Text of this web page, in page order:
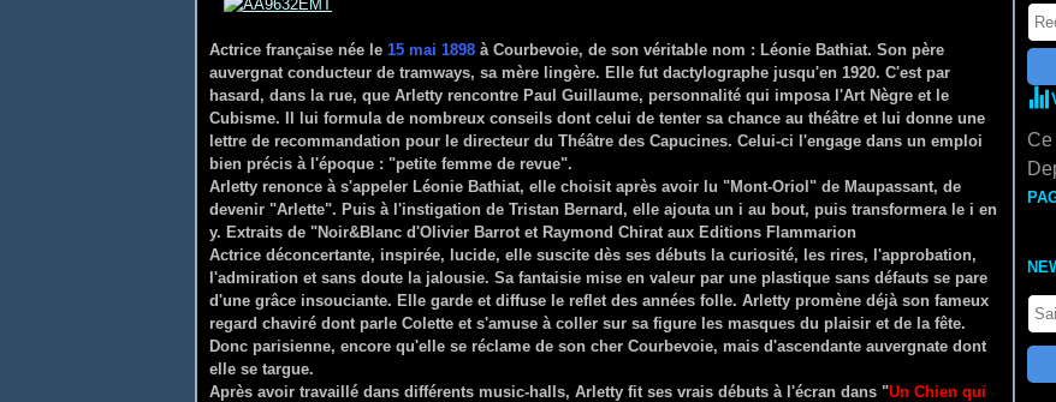
Actrice française née le 15 mai 1898 à Courbevoie, de son véritable nom : Léonie Bathiat. Son père
auvergnat conducteur de tramways, sa mère lingère. Elle fut dactylographe jusqu'en 1920. C'est par
hasard, dans la rue, que Arletty rencontre Paul Guillaume, personnalité qui imposa l'Art Nègre et le
Cubisme. Il lui formula de nombreux conseils dont celui de tenter sa chance au théâtre et lui donne une
lettre de recommandation pour le directeur du Théâtre des Capucines. Celui-ci l'engage dans un emploi
bien précis à l'époque : "petite femme de revue".
Arletty renonce à s'appeler Léonie Bathiat, elle choisit après avoir lu "Mont-Oriol" de Maupassant, de
devenir "Arlette". Puis à l'instigation de Tristan Bernard, elle ajouta un i au bout, puis transformera le i en
y. Extraits de "Noir&Blanc d'Olivier Barrot et Raymond Chirat aux Editions Flammarion
Actrice déconcertante, inspirée, lucide, elle suscite dès ses débuts la curiosité, les rires, l'approbation,
l'admiration et sans doute la jalousie. Sa fantaisie mise en valeur par une plastique sans défauts se pare
d'une grâce insouciante. Elle garde et diffuse le reflet des années folle. Arletty promène déjà son fameux
regard chaviré dont parle Colette et s'amuse à coller sur sa figure les masques du plaisir et de la fête.
Donc parisienne, encore qu'elle se réclame de son cher Courbevoie, mais d'ascendante auvergnate dont
elle se targue.
Après avoir travaillé dans différents music-halls, Arletty fit ses vrais débuts à l'écran dans "Un Chien qui
Ce